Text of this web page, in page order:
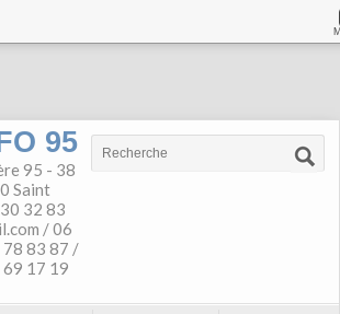
95
95 - 38
Saint
32 83
/ 06
83 87 /
17 19